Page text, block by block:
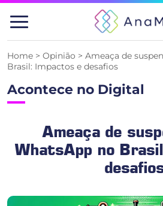
Pular
para
Home > Opinião > Ameaça de
Brasil: Impactos e desafios
Acontece no Digital
Ameaça de
WhatsApp no